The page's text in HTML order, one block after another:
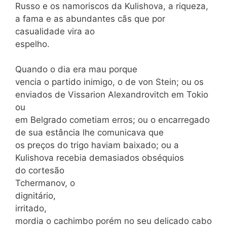
Russo e os namoriscos da Kulishova, a riqueza,
a fama e as abundantes cãs que por
casualidade vira ao
espelho.
Quando o dia era mau porque
vencia o partido inimigo, o de von Stein; ou os
enviados de Vissarion Alexandrovitch em Tokio
ou
em Belgrado cometiam erros; ou o encarregado
de sua estância lhe comunicava que
os preços do trigo haviam baixado; ou a
Kulishova recebia demasiados obséquios
do cortesão
Tchermanov, o
dignitário,
irritado,
mordia o cachimbo porém no seu delicado cabo